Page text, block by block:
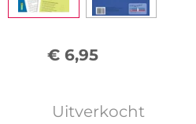
€ 6,95
Uitverkocht